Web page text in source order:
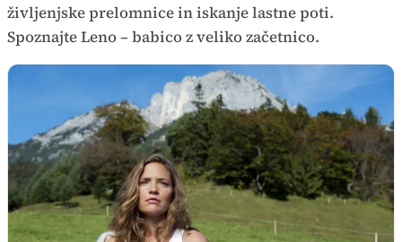
življenjske prelomnice in iskanje lastne poti.
Spoznajte Leno – babico z veliko začetnico.